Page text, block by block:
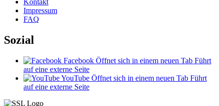
Kontakt
Impressum
FAQ
Sozial
Facebook Öffnet sich in einem neuen Tab Führt
auf eine externe Seite
YouTube Öffnet sich in einem neuen Tab Führt
auf eine externe Seite